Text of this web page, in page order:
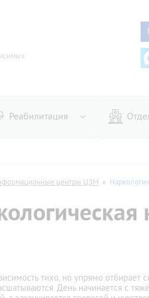
алкоголизма
Реабилитация
центры ЦЗМ »
тихо, но упрямо
День начинается с